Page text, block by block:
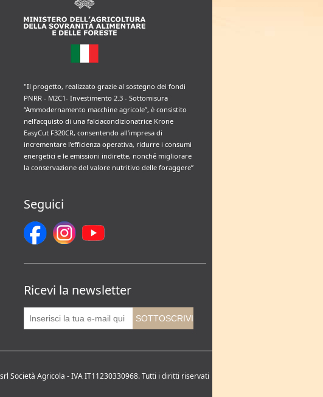
"Il progetto, realizzato grazie al sostegno dei fondi
PNRR - M2C1- Investimento 2.3 - Sottomisura
“Ammodernamento macchine agricole”, è consistito
nell’acquisto di una falciacondizionatrice Krone
EasyCut F320CR, consentendo all’impresa di
incrementare l’efficienza operativa, ridurre i consumi
energetici e le emissioni indirette, nonché migliorare
la conservazione del valore nutritivo delle foraggere”
Seguici
Ricevi la newsletter
Società Agricola - IVA IT11230330968. Tutti i diritti riservati